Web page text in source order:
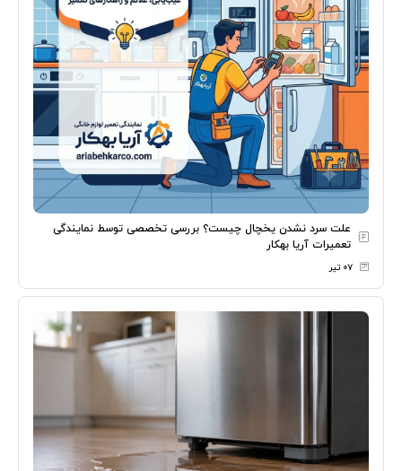
علت سرد نشدن یخچال چیست؟ بررسی تخصصی توسط نمایندگی
تعمیرات آریا بهکار
۰۷ تیر